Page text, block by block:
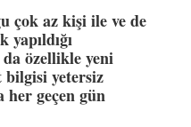
az kişi ile ve de
yapıldığı
özellikle yeni
bilgisi yetersiz
her geçen gün